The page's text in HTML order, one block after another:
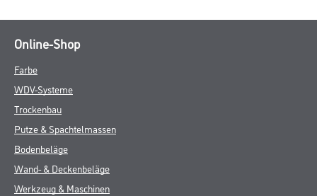
Online-Shop
Farbe
WDV-Systeme
Trockenbau
Putze & Spachtelmassen
Bodenbeläge
Wand- & Deckenbeläge
Werkzeug & Maschinen